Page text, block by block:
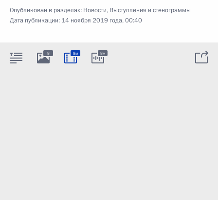
Опубликован в разделах: Новости, Выступления и стенограммы
Дата публикации: 14 ноября 2019 года, 00:40
8 8м 8м